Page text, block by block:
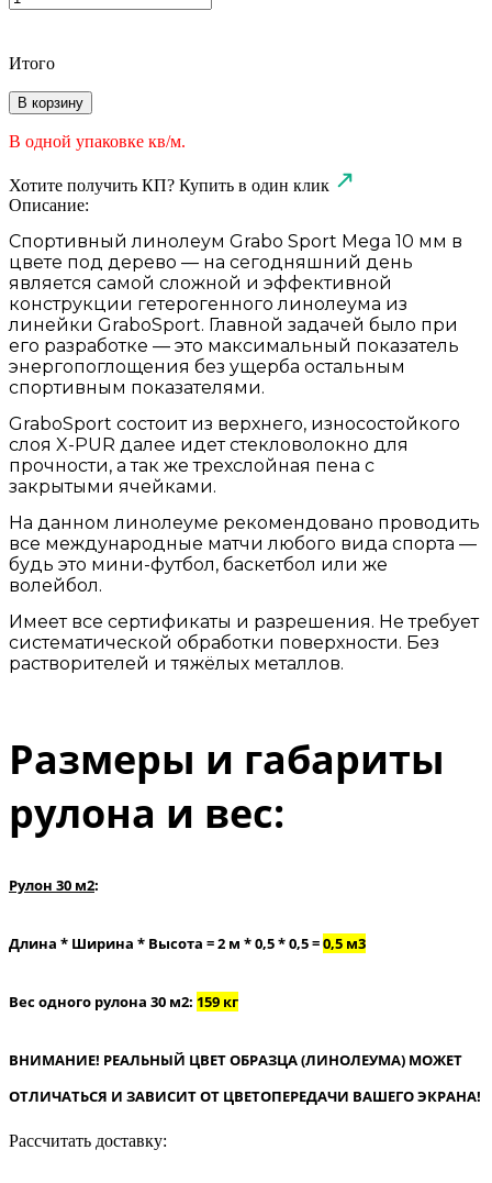
Итого
В корзину
В одной упаковке кв/м.
Хотите получить КП? Купить в один клик
Описание:
Спортивный линолеум Grabo Sport Mega 10 мм в
цвете под дерево — на сегодняшний день
является самой сложной и эффективной
конструкции гетерогенного линолеума из
линейки GraboSport. Главной задачей было при
его разработке — это максимальный показатель
энергопоглощения без ущерба остальным
спортивным показателями.
GraboSport состоит из верхнего, износостойкого
слоя X-PUR далее идет стекловолокно для
прочности, а так же трехслойная пена с
закрытыми ячейками.
На данном линолеуме рекомендовано проводить
все международные матчи любого вида спорта —
будь это мини-футбол, баскетбол или же
волейбол.
Имеет все сертификаты и разрешения. Не требует
систематической обработки поверхности. Без
растворителей и тяжёлых металлов.
Размеры и габариты
рулона и вес:
Рулон 30 м2:
Длина * Ширина * Высота = 2 м * 0,5 * 0,5 =0,5 м3
Вес одного рулона 30 м2: 159 кг
ВНИМАНИЕ! РЕАЛЬНЫЙ ЦВЕТ ОБРАЗЦА (ЛИНОЛЕУМА) МОЖЕТ
ОТЛИЧАТЬСЯ И ЗАВИСИТ ОТ ЦВЕТОПЕРЕДАЧИ ВАШЕГО ЭКРАНА!
Рассчитать доставку: